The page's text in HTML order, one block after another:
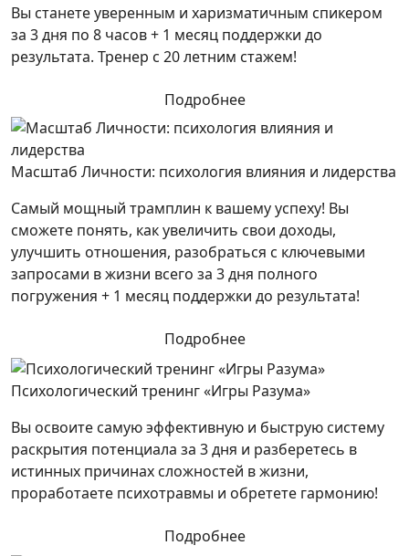
Вы станете уверенным и харизматичным спикером
за 3 дня по 8 часов + 1 месяц поддержки до
результата. Тренер с 20 летним стажем!
Подробнее
Масштаб Личности: психология влияния и лидерства
Самый мощный трамплин к вашему успеху! Вы
сможете понять, как увеличить свои доходы,
улучшить отношения, разобраться с ключевыми
запросами в жизни всего за 3 дня полного
погружения + 1 месяц поддержки до результата!
Подробнее
Психологический тренинг «Игры Разума»
Вы освоите самую эффективную и быструю систему
раскрытия потенциала за 3 дня и разберетесь в
истинных причинах сложностей в жизни,
проработаете психотравмы и обретете гармонию!
Подробнее